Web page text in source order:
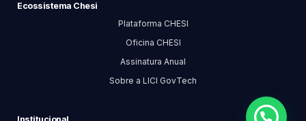
Ecossistema Chesi
Plataforma CHESI
Oficina CHESI
Assinatura Anual
Sobre a LICI GovTech